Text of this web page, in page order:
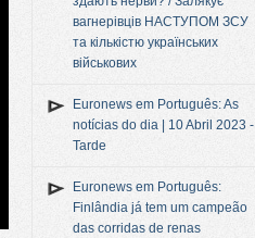
вагнерівців НАСТУПОМ ЗСУ
та кількістю українських
військових
Euronews em Português: As
notícias do dia | 10 Abril 2023 -
Tarde
Euronews em Português:
Finlândia já tem um campeão
das corridas de renas